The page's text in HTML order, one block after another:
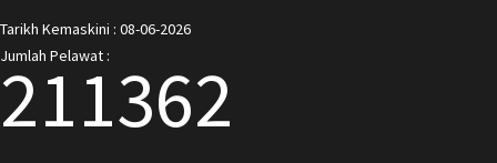
Tarikh Kemaskini : 08-06-2026
Jumlah Pelawat :
211362